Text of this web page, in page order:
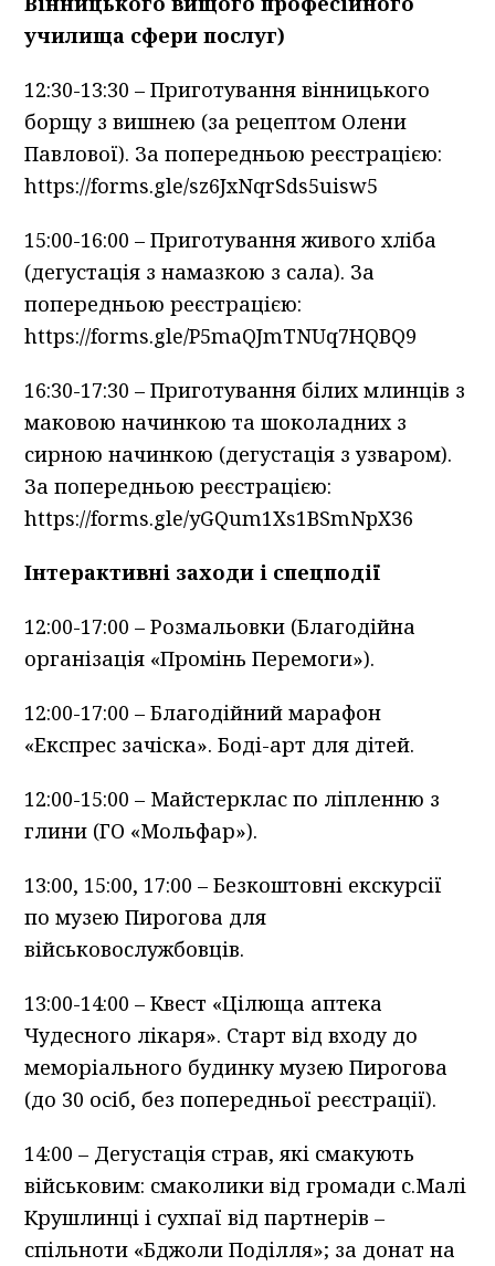
училища сфери послуг)
12:30-13:30 – Приготування вінницького
борщу з вишнею (за рецептом Олени
Павлової). За попередньою реєстрацією:
https://forms.gle/sz6JxNqrSds5uisw5
15:00-16:00 – Приготування живого хліба
(дегустація з намазкою з сала). За
попередньою реєстрацією:
https://forms.gle/P5maQJmTNUq7HQBQ9
16:30-17:30 – Приготування білих млинців з
маковою начинкою та шоколадних з
сирною начинкою (дегустація з узваром).
За попередньою реєстрацією:
https://forms.gle/yGQum1Xs1BSmNpX36
Інтерактивні заходи і спецподії
12:00-17:00 – Розмальовки (Благодійна
організація «Промінь Перемоги»).
12:00-17:00 – Благодійний марафон
«Експрес зачіска». Боді-арт для дітей.
12:00-15:00 – Майстерклас по ліпленню з
глини (ГО «Мольфар»).
13:00, 15:00, 17:00 – Безкоштовні екскурсії
по музею Пирогова для
військовослужбовців.
13:00-14:00 – Квест «Цілюща аптека
Чудесного лікаря». Старт від входу до
меморіального будинку музею Пирогова
(до 30 осіб, без попередньої реєстрації).
14:00 – Дегустація страв, які смакують
військовим: смаколики від громади с.Малі
Крушлинці і сухпаї від партнерів –
спільноти «Бджоли Поділля»; за донат на